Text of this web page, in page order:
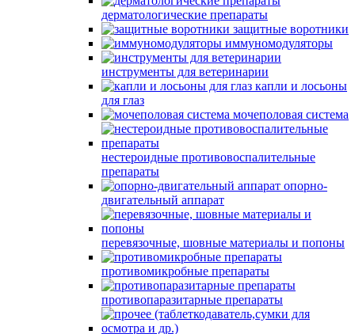
дерматологические препараты
защитные воротники
иммуномодуляторы
инструменты для ветеринарии
капли и лосьоны
для глаз
мочеполовая система
нестероидные противовоспалительные
препараты
опорно-
двигательный аппарат
перевязочные, шовные материалы и попоны
противомикробные препараты
противопаразитарные препараты